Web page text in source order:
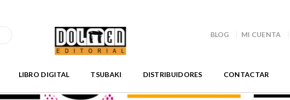
BLOG MI CUENTA
LIBRO DIGITAL TSUBAKI DISTRIBUIDORES CONTACTAR